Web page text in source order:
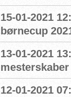
15-01-2021
børnecup
13-01-2021
mesterskaber
12-01-2021